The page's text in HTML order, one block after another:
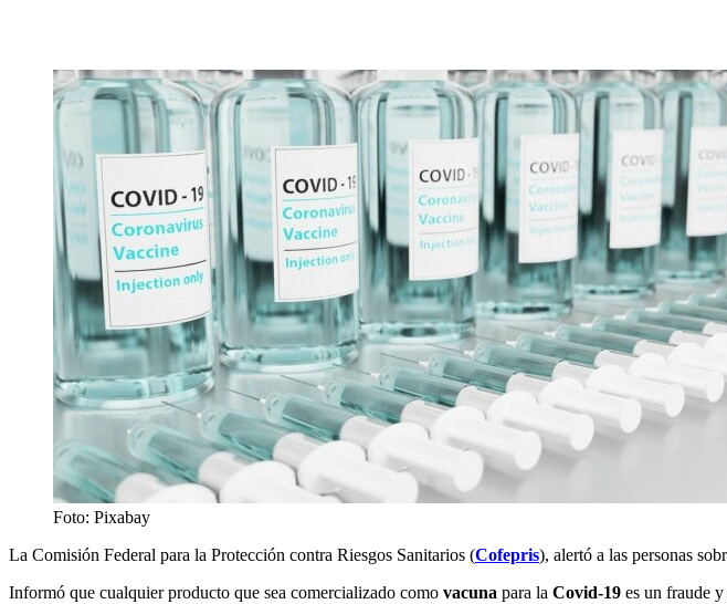
Foto: Pixabay
La Comisión Federal para la Protección contra Riesgos Sanitarios (Cofepris), alertó a las personas
Informó que cualquier producto que sea comercializado como vacuna para la Covid-19 es un fraude